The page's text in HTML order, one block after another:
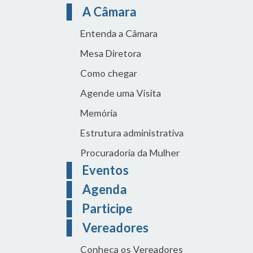
A Câmara
Entenda a Câmara
Mesa Diretora
Como chegar
Agende uma Visita
Memória
Estrutura administrativa
Procuradoria da Mulher
Eventos
Agenda
Participe
Vereadores
Conheça os Vereadores